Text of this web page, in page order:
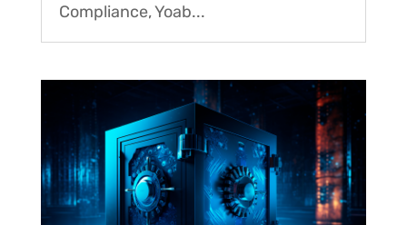
Compliance, Yoab...